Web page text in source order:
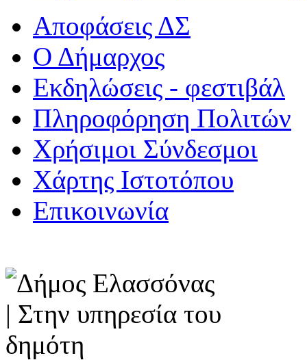
Αποφάσεις ΔΣ
Ο Δήμαρχος
Εκδηλώσεις - φεστιβάλ
Πληροφόρηση Πολιτών
Χρήσιμοι Σύνδεσμοι
Χάρτης Ιστοτόπου
Επικοινωνία